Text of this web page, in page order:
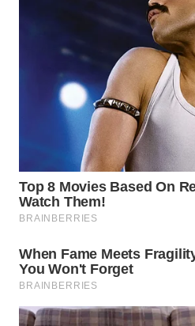
WN
TANGERANG
WN
CIREBON
WN
INDRAMAYU
WN